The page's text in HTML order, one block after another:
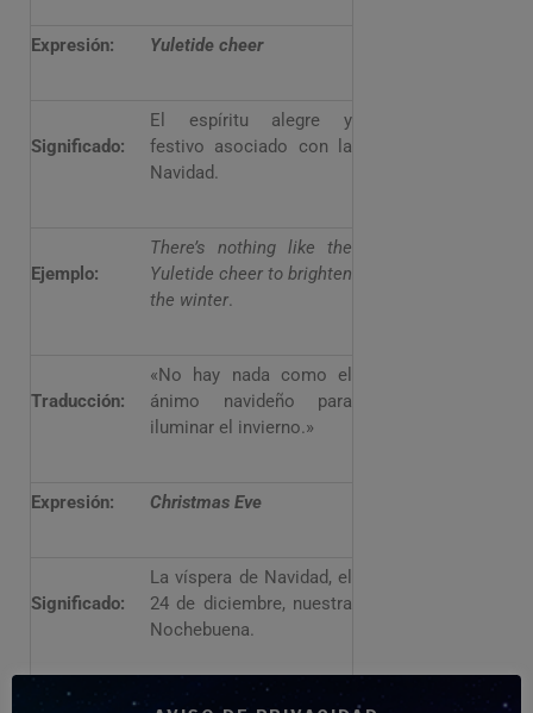
Expresión: Yuletide cheer
Significado:
El espíritu alegre y
festivo asociado con la
Navidad.
Ejemplo:
There’s nothing like the
Yuletide cheer to brighten
the winter.
Traducción:
«No hay nada como el
ánimo navideño para
iluminar el invierno.»
Expresión: Christmas Eve
Significado:
La víspera de Navidad, el
24 de diciembre, nuestra
Nochebuena.
We always open one gift